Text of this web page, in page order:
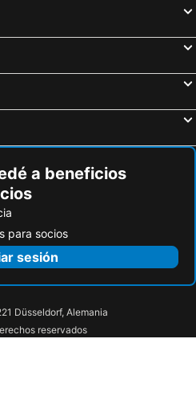
Arena Copacabana Hotel
Royalty Barra Hotel
ibis Rio de Janeiro Centro
Hotel Atlântico Tower
Windsor Asturias Hotel
a beneficios
para socios
sesión
Düsseldorf, Alemania
reservados